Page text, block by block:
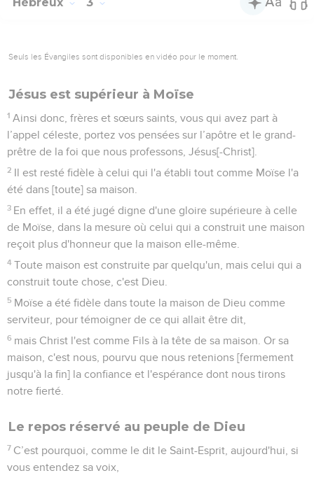
Seuls les Évangiles sont disponibles en vidéo pour le moment.
Jésus est supérieur à Moïse
1 Ainsi donc, frères et sœurs saints, vous qui avez part à
l’appel céleste, portez vos pensées sur l’apôtre et le grand-
prêtre de la foi que nous professons, Jésus[-Christ].
2 Il est resté fidèle à celui qui l'a établi tout comme Moïse l'a
été dans [toute] sa maison.
3 En effet, il a été jugé digne d'une gloire supérieure à celle
de Moïse, dans la mesure où celui qui a construit une maison
reçoit plus d'honneur que la maison elle-même.
4 Toute maison est construite par quelqu'un, mais celui qui a
construit toute chose, c'est Dieu.
5 Moïse a été fidèle dans toute la maison de Dieu comme
serviteur, pour témoigner de ce qui allait être dit,
6 mais Christ l'est comme Fils à la tête de sa maison. Or sa
maison, c'est nous, pourvu que nous retenions [fermement
jusqu'à la fin] la confiance et l'espérance dont nous tirons
notre fierté.
Le repos réservé au peuple de Dieu
7 C’est pourquoi, comme le dit le Saint-Esprit, aujourd'hui, si
vous entendez sa voix,